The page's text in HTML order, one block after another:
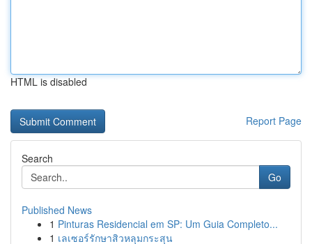
HTML is disabled
Report Page
Search
Go
Published News
1 Pinturas Residencial em SP: Um Guia Completo...
1 เลเซอร์รักษาสิวหลุมกระสุน